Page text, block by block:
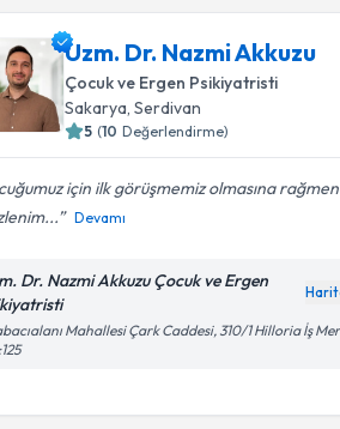
Uzm. Dr. Nazmi Akkuzu
Çocuk ve Ergen Psikiyatristi
Sakarya , Serdivan
5 (10 Değerlendirme)
için ilk görüşmemiz olmasına
Devamı
Dr. Nazmi Akkuzu Çocuk ve Ergen
Mahallesi Çark Caddesi, 310/1 Hilloria İş